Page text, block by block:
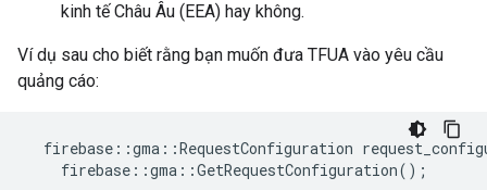
kinh tế Châu Âu (EEA) hay không.
Ví dụ sau cho biết rằng bạn muốn đưa TFUA vào yêu cầu
quảng cáo:
firebase ::gma ::RequestConfiguration
firebase ::gma ::GetRequestConfiguration();